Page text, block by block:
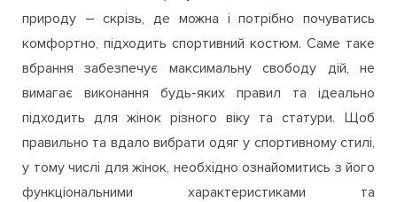
природу – скрізь, де можна і потрібно почуватись
комфортно, підходить спортивний костюм. Саме таке
вбрання забезпечує максимальну свободу дій, не
вимагає виконання будь-яких правил та ідеально
підходить для жінок різного віку та статури. Щоб
правильно та вдало вибрати одяг у спортивному стилі,
у тому числі для жінок, необхідно ознайомитись з його
функціональними характеристиками та